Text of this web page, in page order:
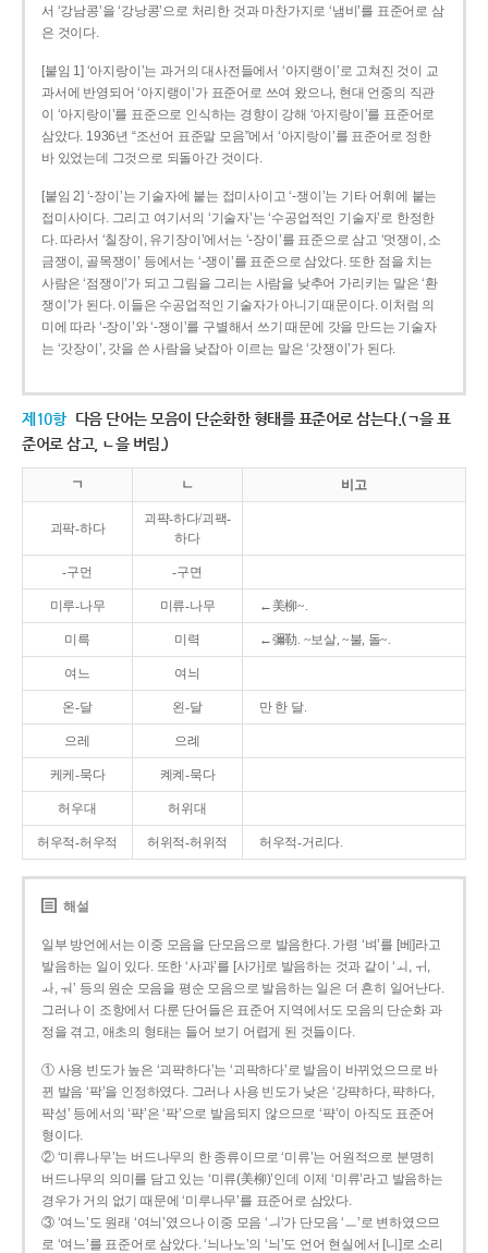
서 ‘강남콩’을 ‘강낭콩’으로 처리한 것과 마찬가지로 ‘냄비’를 표준어로 삼
은 것이다.
[붙임 1] ‘아지랑이’는 과거의 대사전들에서 ‘아지랭이’로 고쳐진 것이 교
과서에 반영되어 ‘아지랭이’가 표준어로 쓰여 왔으나, 현대 언중의 직관
이 ‘아지랑이’를 표준으로 인식하는 경향이 강해 ‘아지랑이’를 표준어로
삼았다. 1936년 “조선어 표준말 모음”에서 ‘아지랑이’를 표준어로 정한
바 있었는데 그것으로 되돌아간 것이다.
[붙임 2] ‘-장이’는 기술자에 붙는 접미사이고 ‘-쟁이’는 기타 어휘에 붙는
접미사이다. 그리고 여기서의 ‘기술자’는 ‘수공업적인 기술자’로 한정한
다. 따라서 ‘칠장이, 유기장이’에서는 ‘-장이’를 표준으로 삼고 ‘멋쟁이, 소
금쟁이, 골목쟁이’ 등에서는 ‘-쟁이’를 표준으로 삼았다. 또한 점을 치는
사람은 ‘점쟁이’가 되고 그림을 그리는 사람을 낮추어 가리키는 말은 ‘환
쟁이’가 된다. 이들은 수공업적인 기술자가 아니기 때문이다. 이처럼 의
미에 따라 ‘-장이’와 ‘-쟁이’를 구별해서 쓰기 때문에 갓을 만드는 기술자
는 ‘갓장이’, 갓을 쓴 사람을 낮잡아 이르는 말은 ‘갓쟁이’가 된다.
제10항 다음 단어는 모음이 단순화한 형태를 표준어로 삼는다.(ㄱ을 표
준어로 삼고, ㄴ을 버림.)
ㄱ ㄴ 비고
괴팍-하다
괴퍅-하다/괴팩-
하다
-구먼 -구면
미루-나무 미류-나무 ←美柳~.
미륵 미력 ←彌勒. ~보살, ~불, 돌~.
여느 여늬
온-달 왼-달 만 한 달.
으레 으례
케케-묵다 켸켸-묵다
허우대 허위대
허우적-허우적 허위적-허위적 허우적-거리다.
해설
일부 방언에서는 이중 모음을 단모음으로 발음한다. 가령 ‘벼’를 [베]라고
발음하는 일이 있다. 또한 ‘사과’를 [사가]로 발음하는 것과 같이 ‘ㅚ, ㅟ,
ㅘ, ㅝ’ 등의 원순 모음을 평순 모음으로 발음하는 일은 더 흔히 일어난다.
그러나 이 조항에서 다룬 단어들은 표준어 지역에서도 모음의 단순화 과
정을 겪고, 애초의 형태는 들어 보기 어렵게 된 것들이다.
① 사용 빈도가 높은 ‘괴퍅하다’는 ‘괴팍하다’로 발음이 바뀌었으므로 바
뀐 발음 ‘팍’을 인정하였다. 그러나 사용 빈도가 낮은 ‘강퍅하다, 퍅하다,
퍅성’ 등에서의 ‘퍅’은 ‘팍’으로 발음되지 않으므로 ‘퍅’이 아직도 표준어
형이다.
② ‘미류나무’는 버드나무의 한 종류이므로 ‘미류’는 어원적으로 분명히
버드나무의 의미를 담고 있는 ‘미류(美柳)’인데 이제 ‘미류’라고 발음하는
경우가 거의 없기 때문에 ‘미루나무’를 표준어로 삼았다.
③ ‘여느’도 원래 ‘여늬’였으나 이중 모음 ‘ㅢ’가 단모음 ‘ㅡ’로 변하였으므
로 ‘여느’를 표준어로 삼았다. ‘늬나노’의 ‘늬’도 언어 현실에서 [니]로 소리